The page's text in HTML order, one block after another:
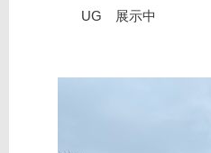
UG 展示中